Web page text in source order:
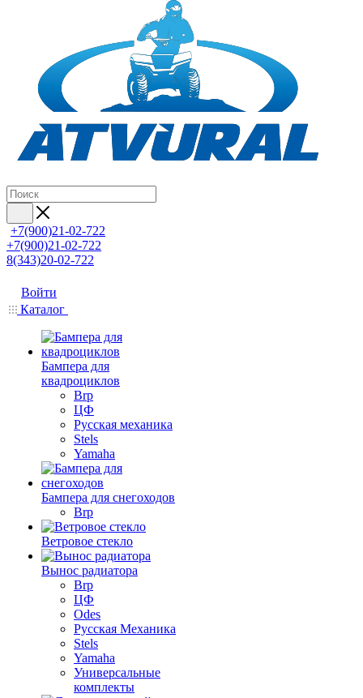
+7(900)21-02-722
+7(900)21-02-722
8(343)20-02-722
Войти
Каталог
Бампера для
квадроциклов
Brp
ЦФ
Русская механика
Stels
Yamaha
Бампера для снегоходов
Brp
Ветровое стекло
Вынос радиатора
Brp
ЦФ
Odes
Русская Механика
Stels
Yamaha
Универсальные
комплекты